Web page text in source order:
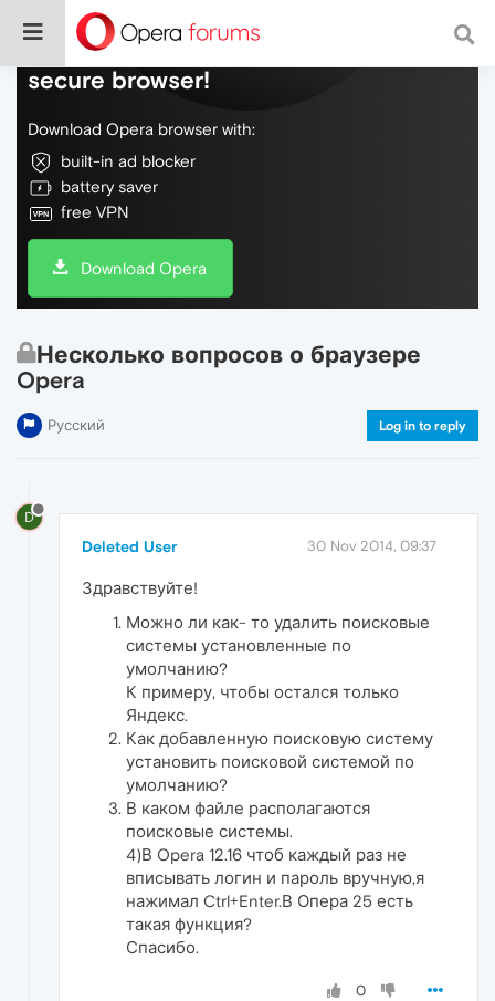
Do more on the web, with a fast and
secure browser!
Download Opera browser with:
built-in ad blocker
battery saver
free VPN
Download Opera
Несколько вопросов о браузере
Opera
Русский Log in to reply
D
Deleted User 30 Nov 2014, 09:37
Здравствуйте!
Можно ли как- то удалить поисковые
системы установленные по
умолчанию?
К примеру, чтобы остался только
Яндекс.
Как добавленную поисковую систему
установить поисковой системой по
умолчанию?
В каком файле располагаются
поисковые системы.
4)В Opera 12.16 чтоб каждый раз не
вписывать логин и пароль вручную,я
нажимал Ctrl+Enter.В Опера 25 есть
такая функция?
Спасибо.
0